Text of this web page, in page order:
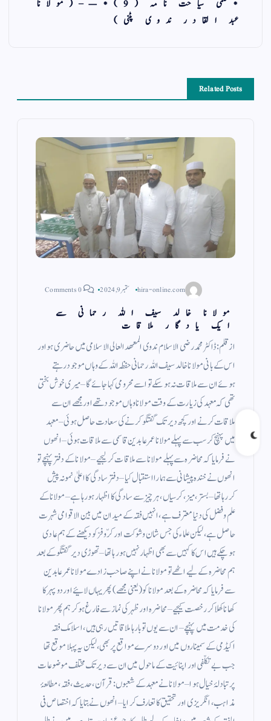
*علمی سیاحت نامہ (9)*—–(مولانا
عبد القادر ندوی پٹنی)
Related Posts
hira-online.com ستمبر 9, 2024
مولانا خالد سیف اللہ رحمانی سے
ایک یادگار ملاقات
از قلم: ڈاکٹر محمد رضی الاسلام ندوی المعھد العالی الاسلامی میں حاضری ہو اور
اس کے بانی مولانا خالد سیف اللہ رحمانی حفظہ اللہ کے وہاں موجود رہتے
ہوئے ان سے ملاقات نہ ہوسکے تو اسے محرومی کہا جائے گا – میری خوش بختی
تھی کہ معہد کی زیارت کے وقت مولانا وہاں موجود تھے اور مجھے ان سے
ملاقات کرنے اور کچھ دیر تک گفتگو کرنے کی سعادت حاصل ہوئی – معہد
میں پہنچ کر سب سے پہلے مولانا عمر عابدین قاسمی سے ملاقات ہوئی – انھوں
نے فرمایا کہ محاضرہ سے پہلے مولانا سے ملاقات کرلیجیے – مولانا کے دفتر پہنچے تو
انھوں نے خندہ پیشانی سے ہمارا استقبال کیا – دفتر سادگی کا اعلیٰ نمونہ پیش
کررہا تھا – بستر ، میز ، کرسیاں ، ہر چیز سے سادگی کا اظہار ہورہا ہے – مولانا کے
علم و فضل کی دنیا معترف ہے ، انہیں فقہ کے میدان میں بین الاقوامی شہرت
حاصل ہے ، لیکن علماء کی جس شان و شوکت اور کرّوفرّ کو دیکھنے کے ہم عادی
ہوچکے ہیں اس کا کہیں سے بھی اظہار نہیں ہورہا تھا – تھوڑی دیر گفتگو کے بعد
ہم محاضرہ کے لیے اٹھے تو مولانا نے اپنے صاحب زادے مولانا عمر عابدین
سے فرمایا کہ محاضرہ کے بعد مولانا کو (یعنی مجھے) پھر یہاں لائیے اور دوپہر کا
کھانا کھلا کر رخصت کیجیے – محاضرہ اور ظہر کی نماز سے فارغ ہوکر ہم پھر مولانا
کی خدمت میں پہنچے – ان سے یوں تو بارہا ملاقاتیں رہی ہیں ، اسلامک فقہ
اکیڈمی کے سمیناروں میں اور دوسرے مواقع پر بھی ، لیکن یہ پہلا موقع تھا
جب بے تکلّفی اور اپنائیت کے ماحول میں ان سے دیر تک مختلف موضوعات
پر تبادلۂ خیال ہوا – مولانا نے معہد کے شعبوں : قرآن ، حدیث ، فقہ ، مطالعۂ
مذاہب ، انگریزی اور تحقیق کا تعارف کرایا – انھوں نے بتایا کہ اختصاص فی